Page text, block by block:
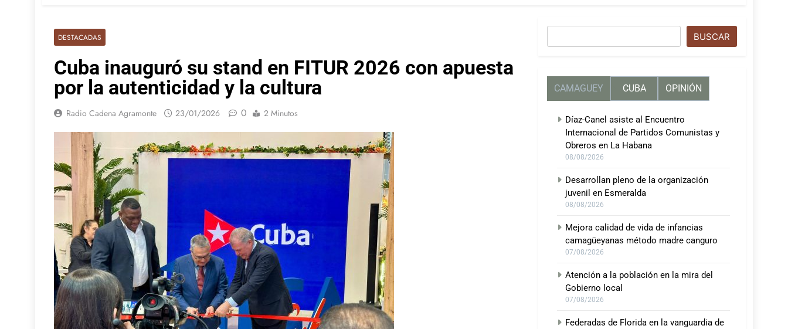
DESTACADAS
Cuba inauguró su stand en FITUR 2026 con apuesta
por la autenticidad y la cultura
Radio Cadena Agramonte 23/01/2026 0 2 Minutos
BUSCAR
CAMAGUEY CUBA OPINIÓN
Díaz-Canel asiste al Encuentro
Internacional de Partidos Comunistas y
Obreros en La Habana
08/08/2026
Desarrollan pleno de la organización
juvenil en Esmeralda
08/08/2026
Mejora calidad de vida de infancias
camagüeyanas método madre canguro
07/08/2026
Atención a la población en la mira del
Gobierno local
07/08/2026
Federadas de Florida en la vanguardia de